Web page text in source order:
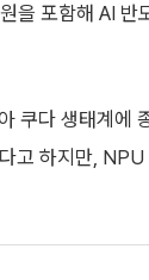
을 포함해 AI
쿠다 생태계에
하지만,